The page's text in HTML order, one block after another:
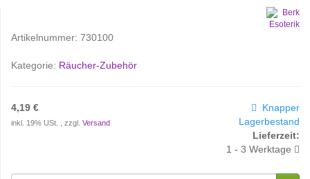
Artikelnummer: 730100
Kategorie: Räucher-Zubehör
4,19 €
inkl. 19% USt. , zzgl. Versand
Knapper
Lagerbestand
Lieferzeit:
1 - 3 Werktage